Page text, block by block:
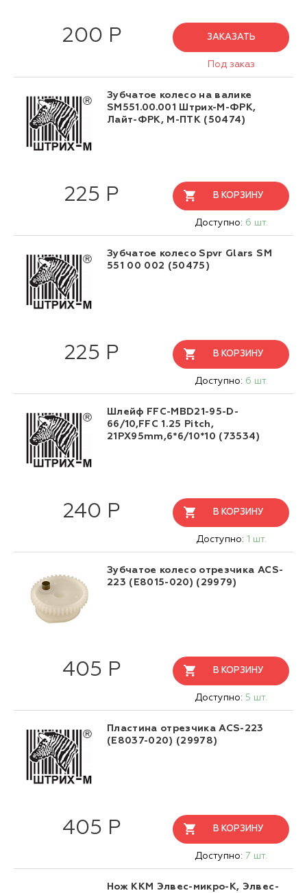
200 Р ЗАКАЗАТЬ
Под заказ
Зубчатое колесо на валике
SM551.00.001 Штрих-М-ФРК,
Лайт-ФРК, М-ПТК (50474)
225 Р В КОРЗИНУ
Доступно: 6 шт.
Зубчатое колесо Spvr Glars SM
551 00 002 (50475)
225 Р В КОРЗИНУ
Доступно: 6 шт.
Шлейф FFC-MBD21-95-D-
66/10,FFC 1.25 Pitch,
21PX95mm,6*6/10*10 (73534)
240 Р В КОРЗИНУ
Доступно: 1 шт.
Зубчатое колесо отрезчика ACS-
223 (E8015-020) (29979)
405 Р В КОРЗИНУ
Доступно: 5 шт.
Пластина отрезчика ACS-223
(Е8037-020) (29978)
405 Р В КОРЗИНУ
Доступно: 7 шт.
Нож ККМ Элвес-микро-К, Элвес-